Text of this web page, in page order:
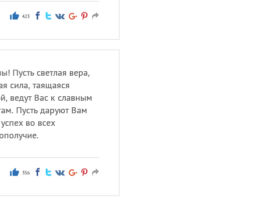
423
Пусть светлая вера,
сила, таящаяся
ведут Вас к славным
Пусть даруют Вам
во всех
356